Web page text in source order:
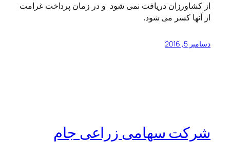
از کشاورزان دریافت نمی شود و در زمان پرداخت غرامت
از آنها کسر می شود.
دسامبر 5, 2016
شرکت سهامی زراعی جام